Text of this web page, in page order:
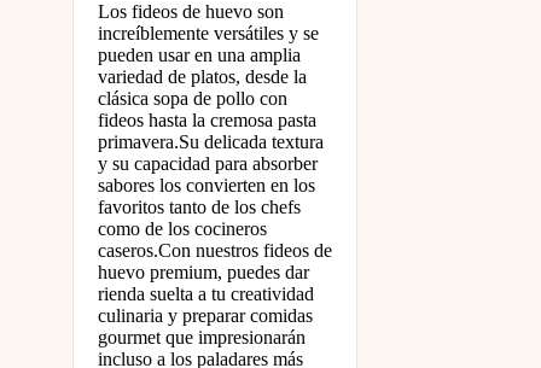
Los fideos de huevo son
increíblemente versátiles y se
pueden usar en una amplia
variedad de platos, desde la
clásica sopa de pollo con
fideos hasta la cremosa pasta
primavera.Su delicada textura
y su capacidad para absorber
sabores los convierten en los
favoritos tanto de los chefs
como de los cocineros
caseros.Con nuestros fideos de
huevo premium, puedes dar
rienda suelta a tu creatividad
culinaria y preparar comidas
gourmet que impresionarán
incluso a los paladares más